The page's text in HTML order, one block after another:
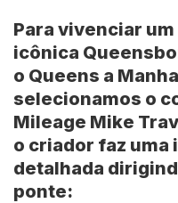
Para vivenciar
icônica
o Queens a
selecionamos o
Mileage Mike
o criador faz uma
detalhada
ponte: